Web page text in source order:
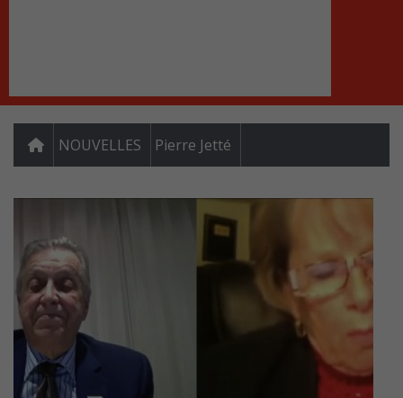
NOUVELLES Pierre Jetté